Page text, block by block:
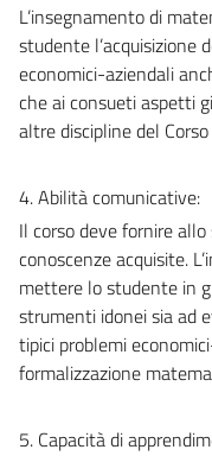
L’insegnamento di
studente l’acquisizione
economici-aziendali
che ai consueti aspetti
altre discipline del
4. Abilità comunicative:
Il corso deve fornire
conoscenze acquisite.
mettere lo studente in
strumenti idonei sia ad
tipici problemi
formalizzazione
5. Capacità di